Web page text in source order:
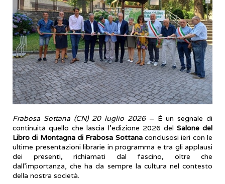
Frabosa Sottana (CN) 20 luglio 2026– È un segnale di
continuità quello che lascia l’edizione 2026 del Salone del
Libro di Montagna di Frabosa Sottanaconclusosi ieri con le
ultime presentazioni librarie in programma e tra gli applausi
dei presenti, richiamati dal fascino, oltre che
dall’importanza, che ha da sempre la cultura nel contesto
della nostra società.